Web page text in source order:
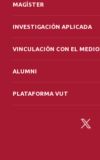
MAGÍSTER
INVESTIGACIÓN APLICADA
VINCULACIÓN CON EL MEDIO
ALUMNI
PLATAFORMA VUT
Twitter